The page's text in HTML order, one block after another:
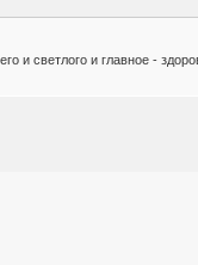
и светлого и главное -